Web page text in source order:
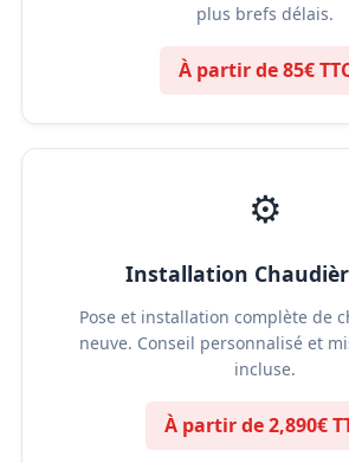
plus brefs délais.
À partir de 85€
⚙️
Installation
Pose et installation complète de
neuve. Conseil personnalisé et
incluse.
À partir de 2,890€